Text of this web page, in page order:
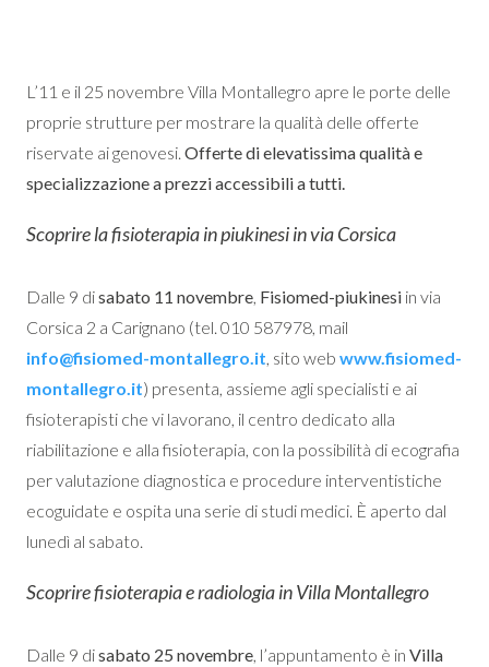
L’11 e il 25 novembre Villa Montallegro apre le porte delle
proprie strutture per mostrare la qualità delle offerte
riservate ai genovesi. Offerte di elevatissima qualità e
specializzazione a prezzi accessibili a tutti.
Scoprire la fisioterapia in piukinesi in via Corsica
Dalle 9 disabato 11 novembre, Fisiomed-piukinesi in via
Corsica 2 a Carignano (tel. 010 587978, mail
info@fisiomed-montallegro.it, sito web www.fisiomed-
montallegro.it) presenta, assieme agli specialisti e ai
fisioterapisti che vi lavorano, il centro dedicato alla
riabilitazione e alla fisioterapia, con la possibilità di ecografia
per valutazione diagnostica e procedure interventistiche
ecoguidate e ospita una serie di studi medici. È aperto dal
lunedì al sabato.
Scoprire fisioterapia e radiologia in Villa Montallegro
Dalle 9 disabato 25 novembre, l’appuntamento è in Villa